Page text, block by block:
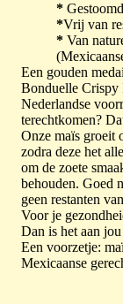
*
*Vrij van
* Van
Een gouden
Bonduelle Crispy
Nederlandse
terechtkomen?
Onze maïs groeit
zodra deze het
om de zoete
behouden. Goed
geen restanten
Voor je
Dan is het aan
Een voorzetje:
Mexicaanse